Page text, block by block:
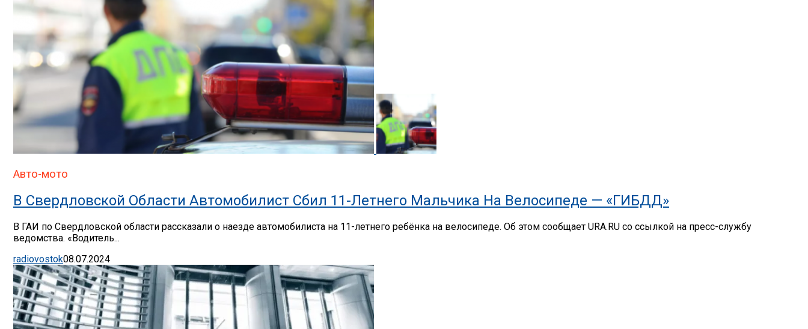
Авто-мото
В Свердловской Области Автомобилист Сбил 11-Летнего Мальчика На Велосипеде — «ГИБДД»
В ГАИ по Свердловской области рассказали о наезде автомобилиста на 11-летнего ребёнка на велосипеде. Об этом сообщает URA.RU со ссылкой на пресс-службу
ведомства. «Водитель...
radiovostok08.07.2024